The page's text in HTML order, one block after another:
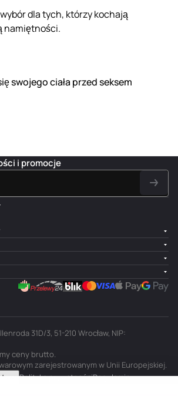
dla tych, którzy kochają
namiętności.
swojego ciała przed seksem
i promocje
31D/3, 51-210 Wrocław, NIP:
ceny brutto.
zarejestrowanym w Unii Europejskiej.
Polityka prywatnościRegulamin